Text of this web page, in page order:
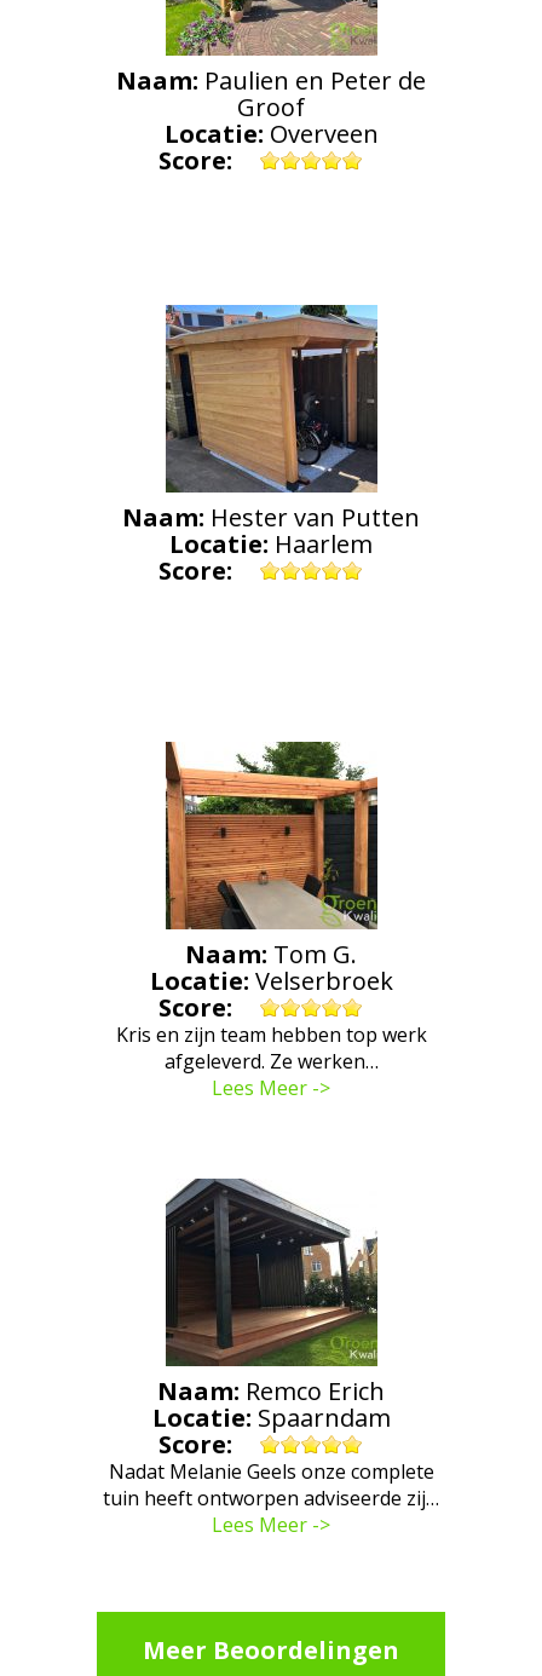
Naam: Paulien en Peter de
Groof
Locatie: Overveen
Score:
Naam: Hester van Putten
Locatie: Haarlem
Score:
Naam: Tom G.
Locatie: Velserbroek
Score:
Kris en zijn team hebben top werk
afgeleverd. Ze werken…
Lees Meer ->
Naam: Remco Erich
Locatie: Spaarndam
Score:
Nadat Melanie Geels onze complete
tuin heeft ontworpen adviseerde zij…
Lees Meer ->
Meer Beoordelingen